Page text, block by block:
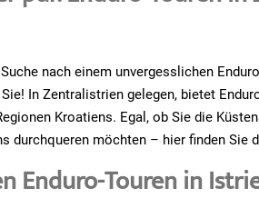
nach einem unvergesslichen
In Zentralistrien gelegen, bietet
Kroatiens. Egal, ob Sie die
durchqueren möchten – hier finden Sie
Enduro-Touren in